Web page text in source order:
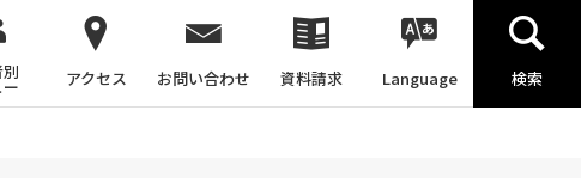
アクセス お問い合わせ 資料請求 Language 検索